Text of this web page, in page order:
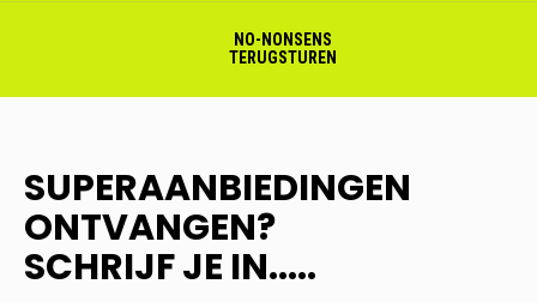
NO-NONSENS
TERUGSTUREN
SUPERAANBIEDINGEN
ONTVANGEN?
SCHRIJF JE IN.....